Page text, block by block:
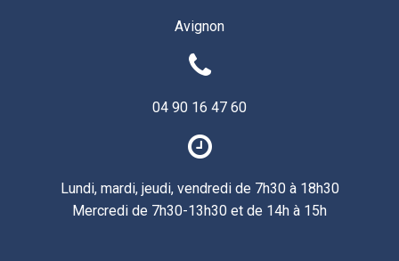
Avignon
04 90 16 47 60
Lundi, mardi, jeudi, vendredi de 7h30 à 18h30
Mercredi de 7h30-13h30 et de 14h à 15h